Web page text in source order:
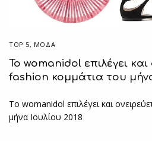
TOP 5, ΜΟΔΑ
Το womanidol επιλέγει και
fashion κομμάτια του
Το womanidol επιλέγει και
μήνα Ιουλίου 2018